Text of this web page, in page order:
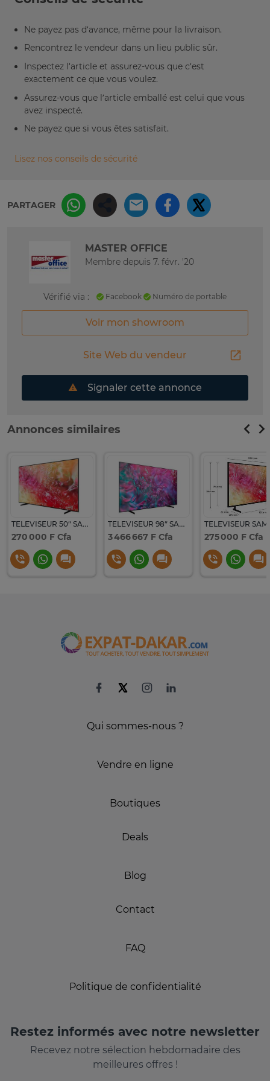
Ne payez pas d’avance, même pour la livraison.
Rencontrez le vendeur dans un lieu public sûr.
Inspectez l’article et assurez-vous que c’est
exactement ce que vous voulez.
Assurez-vous que l’article emballé est celui que vous
avez inspecté.
Ne payez que si vous êtes satisfait.
Lisez nos conseils de sécurité
PARTAGER
MASTER OFFICE
Membre depuis 7. févr. '20
Vérifié via : Facebook Numéro de portable
Voir mon showroom
Site Web du vendeur
Signaler cette annonce
Annonces similaires
TELEVISEUR 50″ SAMSUNG UA50DU7000 UHD SMART 4K
270 000 F Cfa
TELEVISEUR 98″ SAMSUNG UA98DU9000 UHD SMART 4K
3 466 667 F Cfa 275 000 F Cfa
Qui sommes-nous ?
Vendre en ligne
Boutiques
Deals
Blog
Contact
FAQ
Politique de confidentialité
Restez informés avec notre newsletter
Recevez notre sélection hebdomadaire des
meilleures offres !